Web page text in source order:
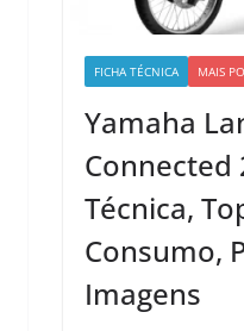
FICHA TÉCNICA MAIS
Yamaha
Connected
Técnica,
Consumo,
Imagens